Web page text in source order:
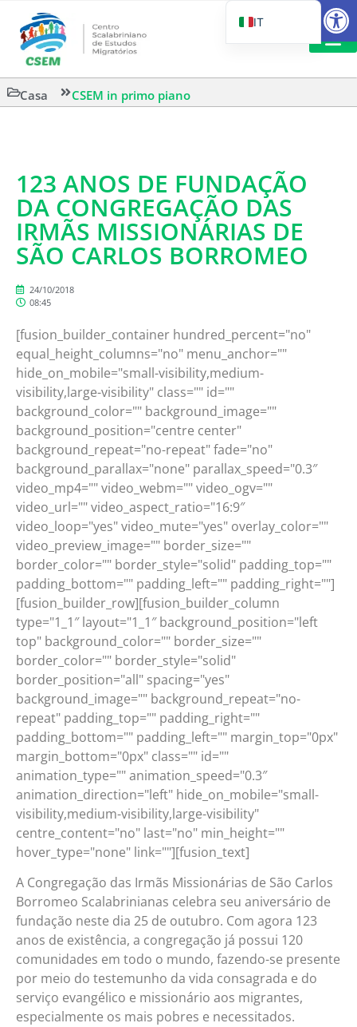
Casa CSEM in primo piano
123 ANOS DE FUNDAÇÃO
DA CONGREGAÇÃO DAS
IRMÃS MISSIONÁRIAS DE
SÃO CARLOS BORROMEO
24/10/2018
08:45
[fusion_builder_container hundred_percent="no"
equal_height_columns="no" menu_anchor=""
hide_on_mobile="small-visibility,medium-
visibility,large-visibility" class="" id=""
background_color="" background_image=""
background_position="centre center"
background_repeat="no-repeat" fade="no"
background_parallax="none" parallax_speed="0.3″
video_mp4="" video_webm="" video_ogv=""
video_url="" video_aspect_ratio="16:9″
video_loop="yes" video_mute="yes" overlay_color=""
video_preview_image="" border_size=""
border_color="" border_style="solid" padding_top=""
padding_bottom="" padding_left="" padding_right=""]
[fusion_builder_row][fusion_builder_column
type="1_1″ layout="1_1″ background_position="left
top" background_color="" border_size=""
border_color="" border_style="solid"
border_position="all" spacing="yes"
background_image="" background_repeat="no-
repeat" padding_top="" padding_right=""
padding_bottom="" padding_left="" margin_top="0px"
margin_bottom="0px" class="" id=""
animation_type="" animation_speed="0.3″
animation_direction="left" hide_on_mobile="small-
visibility,medium-visibility,large-visibility"
centre_content="no" last="no" min_height=""
hover_type="none" link=""][fusion_text]
A Congregação das Irmãs Missionárias de São Carlos
Borromeo Scalabrinianas celebra seu aniversário de
fundação neste dia 25 de outubro. Com agora 123
anos de existência, a congregação já possui 120
comunidades em todo o mundo, fazendo-se presente
por meio do testemunho da vida consagrada e do
serviço evangélico e missionário aos migrantes,
especialmente os mais pobres e necessitados.
IT
EN